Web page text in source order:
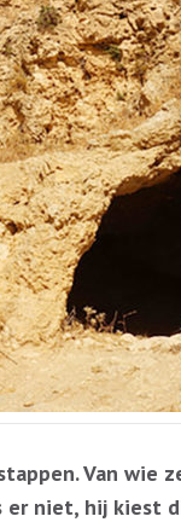
Van wie
niet, hij kiest